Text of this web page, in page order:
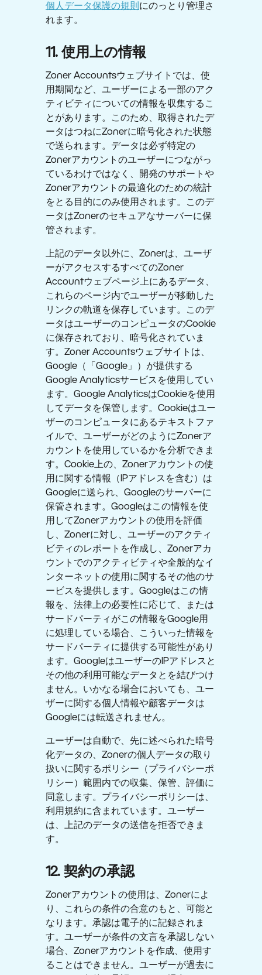
個人データ保護の規則 にのっとり管理さ
れます。
11. 使用上の情報
Zoner Accountsウェブサイトでは、使
用期間など、ユーザーによる一部のアク
ティビティについての情報を収集するこ
とがあります。このため、取得されたデ
ータはつねにZonerに暗号化された状態
で送られます。データは必ず特定の
Zonerアカウントのユーザーにつながっ
ているわけではなく、開発のサポートや
Zonerアカウントの最適化のための統計
をとる目的にのみ使用されます。このデ
ータはZonerのセキュアなサーバーに保
管されます。
上記のデータ以外に、Zonerは、ユーザ
ーがアクセスするすべてのZoner
Accountウェブページ上にあるデータ、
これらのページ内でユーザーが移動した
リンクの軌道を保存しています。このデ
ータはユーザーのコンピュータのCookie
に保存されており、暗号化されていま
す。Zoner Accountsウェブサイトは、
Google（「Google」）が提供する
Google Analyticsサービスを使用してい
ます。Google AnalyticsはCookieを使用
してデータを保管します。Cookieはユー
ザーのコンピュータにあるテキストファ
イルで、ユーザーがどのようにZonerア
カウントを使用しているかを分析できま
す。Cookie上の、Zonerアカウントの使
用に関する情報（IPアドレスを含む）は
Googleに送られ、Googleのサーバーに
保管されます。Googleはこの情報を使
用してZonerアカウントの使用を評価
し、Zonerに対し、ユーザーのアクティ
ビティのレポートを作成し、Zonerアカ
ウントでのアクティビティや全般的なイ
ンターネットの使用に関するその他のサ
ービスを提供します。Googleはこの情
報を、法律上の必要性に応じて、または
サードパーティがこの情報をGoogle用
に処理している場合、こういった情報を
サードパーティに提供する可能性があり
ます。GoogleはユーザーのIPアドレスと
その他の利用可能なデータとを結びつけ
ません。いかなる場合においても、ユー
ザーに関する個人情報や顧客データは
Googleには転送されません。
ユーザーは自動で、先に述べられた暗号
化データの、Zonerの個人データの取り
扱いに関するポリシー（プライバシーポ
リシー）範囲内での収集、保管、評価に
同意します。プライバシーポリシーは、
利用規約に含まれています。ユーザー
は、上記のデータの送信を拒否できま
す。
12. 契約の承認
Zonerアカウントの使用は、Zonerによ
り、これらの条件の合意のもと、可能と
なります。承認は電子的に記録されま
す。ユーザーが条件の文言を承認しない
場合、Zonerアカウントを作成、使用す
ることはできません。ユーザーが過去に